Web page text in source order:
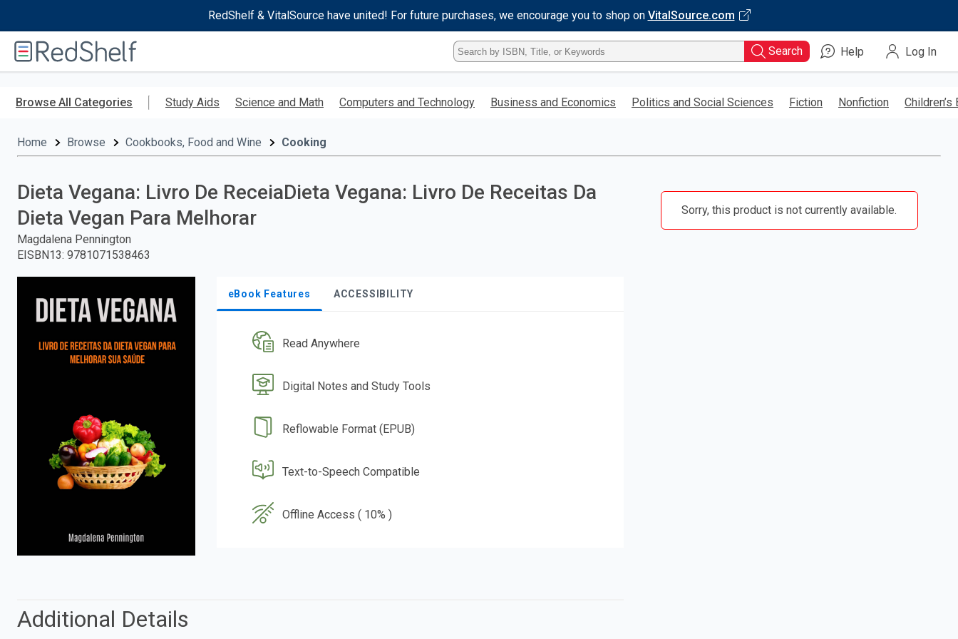
RedShelf & VitalSource have united! For future purchases, we encourage you to shop on VitalSource.com
RedShelf
Type
ISBN,
Title,
Keyword
Search Help Log In
Browse All Categories Study Aids Science and Math Computers and Technology Business and Economics Politics and Social Sciences Fiction Nonfiction Children’s
Home Browse Cookbooks, Food and Wine Cooking
Dieta Vegana: Livro De ReceiaDieta Vegana: Livro De Receitas Da
Dieta Vegan Para Melhorar
Magdalena Pennington
EISBN13: 9781071538463
eBook Features ACCESSIBILITY
Read Anywhere
Digital Notes and Study Tools
Reflowable Format (EPUB)
Text-to-Speech Compatible
Offline Access ( 10% )
Sorry, this product is not currently available.
Additional Details